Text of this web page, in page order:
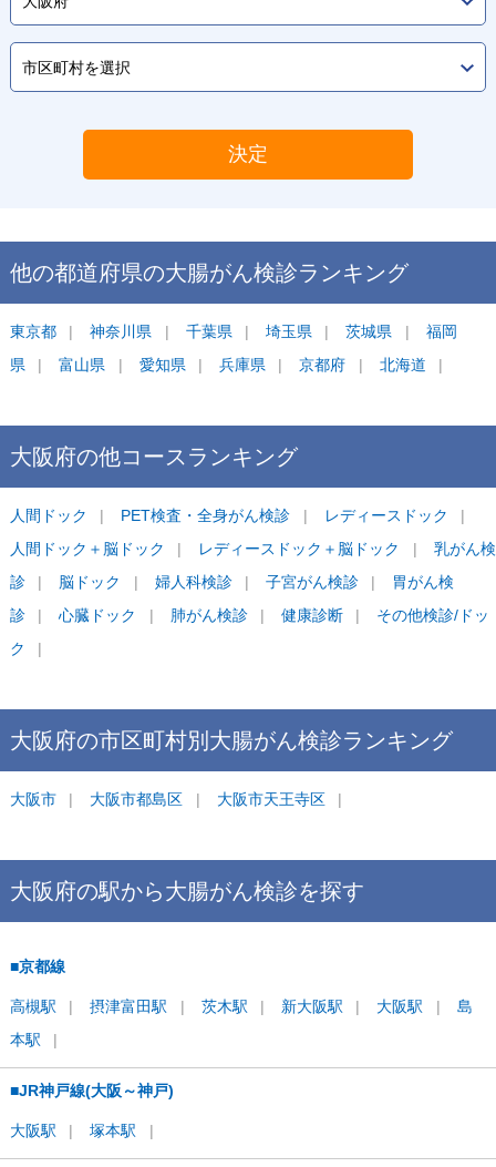
決定
他の都道府県の大腸がん検診ランキング
東京都 神奈川県 千葉県 埼玉県 茨城県
福岡
県
富山県 愛知県 兵庫県 京都府 北海道
大阪府の他コースランキング
人間ドック PET検査・全身がん検診
レディースドック
人間ドック＋脳ドック
レディースドック＋脳ドック
乳がん検
診
脳ドック 婦人科検診 子宮がん検診
胃がん検
診
心臓ドック 肺がん検診 健康診断
その他検診/ドッ
ク
大阪府の市区町村別 大腸がん検診ランキング
大阪市 大阪市都島区 大阪市天王寺区
大阪府の駅から大腸がん検診を探す
■京都線
高槻駅 摂津富田駅 茨木駅 新大阪駅 大阪駅
島
本駅
■JR神戸線(大阪～神戸)
大阪駅 塚本駅